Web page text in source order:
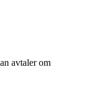
avtaler om